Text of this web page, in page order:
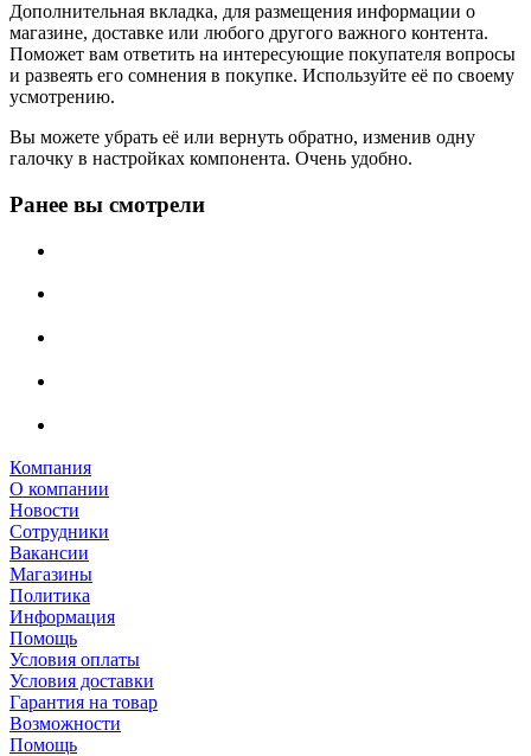
Дополнительная вкладка, для размещения информации о
магазине, доставке или любого другого важного контента.
Поможет вам ответить на интересующие покупателя вопросы
и развеять его сомнения в покупке. Используйте её по своему
усмотрению.
Вы можете убрать её или вернуть обратно, изменив одну
галочку в настройках компонента. Очень удобно.
Ранее вы смотрели
Компания
О компании
Новости
Сотрудники
Вакансии
Магазины
Политика
Информация
Помощь
Условия оплаты
Условия доставки
Гарантия на товар
Возможности
Помощь